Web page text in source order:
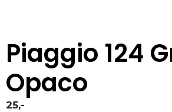
Piaggio 124
Opaco
25,-